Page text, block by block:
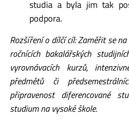
studia a byla jim tak
podpora.
Rozšíření o dílčí cíl: Zaměřit se
ročnících bakalářských
vyrovnávacích kurzů,
předmětů či
připravenost diferencované
studium na vysoké škole.